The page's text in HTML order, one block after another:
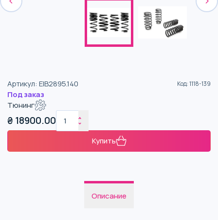
Артикул: EIB2895.140 Код:1118-139
Под заказ
Тюнинг
₴ 18900.00
Купить
Описание